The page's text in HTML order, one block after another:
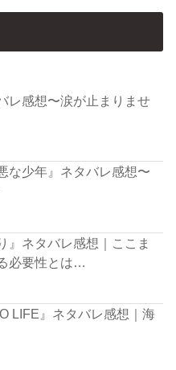
レ感想〜涙が止まりませ
な少年』ネタバレ感想〜
』ネタバレ感想｜ここま
必要性とは…
LIFE』ネタバレ感想｜海